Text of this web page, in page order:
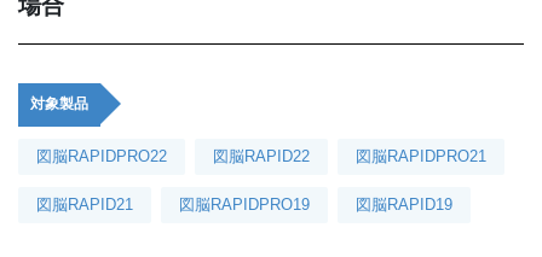
場合
対象製品
図脳RAPIDPRO22 図脳RAPID22 図脳RAPIDPRO21
図脳RAPID21 図脳RAPIDPRO19 図脳RAPID19